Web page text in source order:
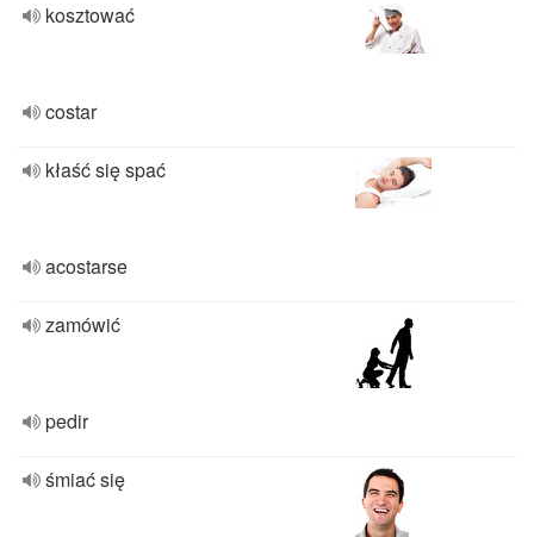
kosztować
costar
kłaść się spać
acostarse
zamówić
pedir
śmiać się